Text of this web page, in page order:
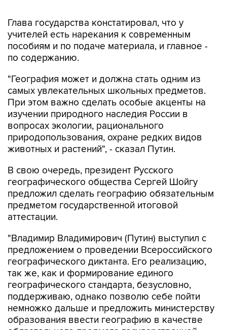
Глава государства констатировал, что у
учителей есть нарекания к современным
пособиям и по подаче материала, и главное -
по содержанию.
"География может и должна стать одним из
самых увлекательных школьных предметов.
При этом важно сделать особые акценты на
изучении природного наследия России в
вопросах экологии, рационального
природопользования, охране редких видов
животных и растений", - сказал Путин.
В свою очередь, президент Русского
географического общества Сергей Шойгу
предложил сделать географию обязательным
предметом государственной итоговой
аттестации.
"Владимир Владимирович (Путин) выступил с
предложением о проведении Всероссийского
географического диктанта. Его реализацию,
так же, как и формирование единого
географического стандарта, безусловно,
поддерживаю, однако позволю себе пойти
немножко дальше и предложить министерству
образования ввести географию в качестве